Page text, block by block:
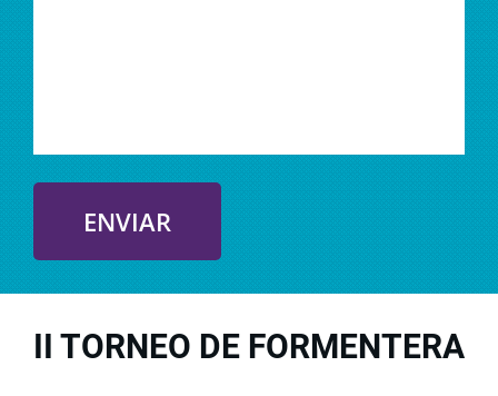
II TORNEO DE FORMENTERA